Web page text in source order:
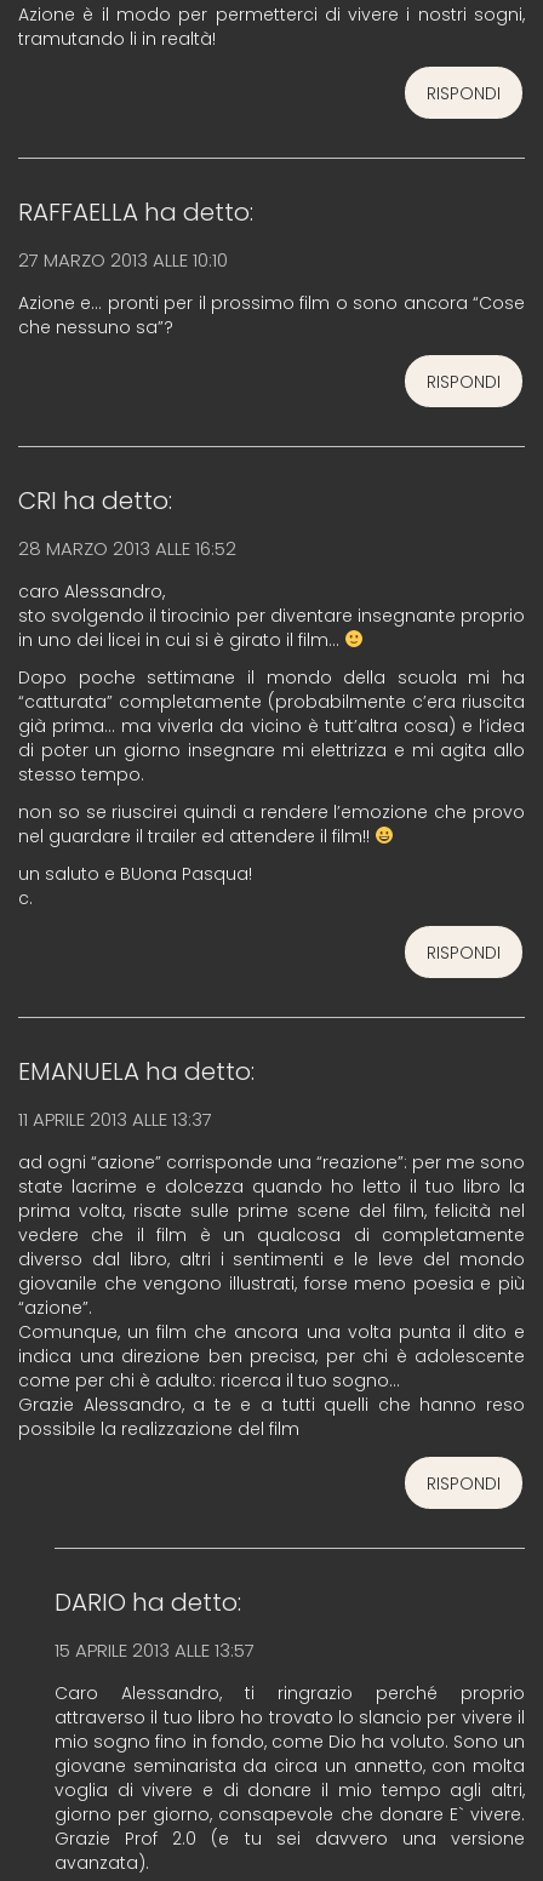
Azione è il modo per permetterci di vivere i nostri sogni,
tramutando li in realtà!
RISPONDI
RAFFAELLA ha detto:
27 MARZO 2013 ALLE 10:10
Azione e… pronti per il prossimo film o sono ancora “Cose
che nessuno sa”?
RISPONDI
CRI ha detto:
28 MARZO 2013 ALLE 16:52
caro Alessandro,
sto svolgendo il tirocinio per diventare insegnante proprio
in uno dei licei in cui si è girato il film…
Dopo poche settimane il mondo della scuola mi ha
“catturata” completamente (probabilmente c’era riuscita
già prima… ma viverla da vicino è tutt’altra cosa) e l’idea
di poter un giorno insegnare mi elettrizza e mi agita allo
stesso tempo.
non so se riuscirei quindi a rendere l’emozione che provo
nel guardare il trailer ed attendere il film!!
un saluto e BUona Pasqua!
c.
RISPONDI
EMANUELA ha detto:
11 APRILE 2013 ALLE 13:37
ad ogni “azione” corrisponde una “reazione”: per me sono
state lacrime e dolcezza quando ho letto il tuo libro la
prima volta, risate sulle prime scene del film, felicità nel
vedere che il film è un qualcosa di completamente
diverso dal libro, altri i sentimenti e le leve del mondo
giovanile che vengono illustrati, forse meno poesia e più
“azione”.
Comunque, un film che ancora una volta punta il dito e
indica una direzione ben precisa, per chi è adolescente
come per chi è adulto: ricerca il tuo sogno…
Grazie Alessandro, a te e a tutti quelli che hanno reso
possibile la realizzazione del film
RISPONDI
DARIO ha detto:
15 APRILE 2013 ALLE 13:57
Caro Alessandro, ti ringrazio perché proprio
attraverso il tuo libro ho trovato lo slancio per vivere il
mio sogno fino in fondo, come Dio ha voluto. Sono un
giovane seminarista da circa un annetto, con molta
voglia di vivere e di donare il mio tempo agli altri,
giorno per giorno, consapevole che donare E` vivere.
Grazie Prof 2.0 (e tu sei davvero una versione
avanzata).